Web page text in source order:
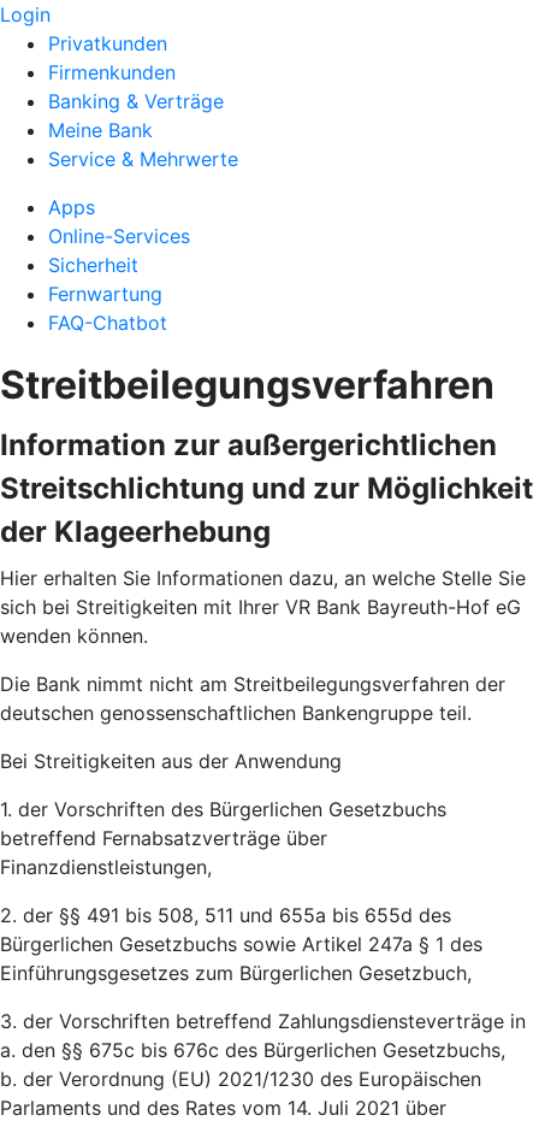
Login
Privatkunden
Firmenkunden
Banking & Verträge
Meine Bank
Service & Mehrwerte
Apps
Online-Services
Sicherheit
Fernwartung
FAQ-Chatbot
Streitbeilegungsverfahren
Information zur außergerichtlichen
Streitschlichtung und zur Möglichkeit
der Klageerhebung
Hier erhalten Sie Informationen dazu, an welche Stelle Sie
sich bei Streitigkeiten mit Ihrer VR Bank Bayreuth-Hof eG
wenden können.
Die Bank nimmt nicht am Streitbeilegungsverfahren der
deutschen genossenschaftlichen Bankengruppe teil.
Bei Streitigkeiten aus der Anwendung
1. der Vorschriften des Bürgerlichen Gesetzbuchs
betreffend Fernabsatzverträge über
Finanzdienstleistungen,
2. der §§ 491 bis 508, 511 und 655a bis 655d des
Bürgerlichen Gesetzbuchs sowie Artikel 247a § 1 des
Einführungsgesetzes zum Bürgerlichen Gesetzbuch,
3. der Vorschriften betreffend Zahlungsdiensteverträge in
a. den §§ 675c bis 676c des Bürgerlichen Gesetzbuchs,
b. der Verordnung (EU) 2021/1230 des Europäischen
Parlaments und des Rates vom 14. Juli 2021 über